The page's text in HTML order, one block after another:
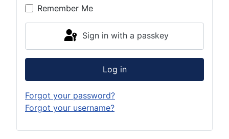
Remember Me
Sign in with a passkey
Log in
Forgot your password?
Forgot your username?